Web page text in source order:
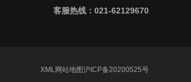
客服热线：021-62129670
沪ICP备20200525号
网站地图
XML